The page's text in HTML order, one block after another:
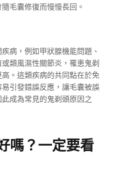
毛囊修復而慢慢長回。
病，例如甲狀腺機能問題、
類風濕性關節炎，罹患鬼剃
。這類疾病的共同點在於免
引發錯誤反應，讓毛囊被誤
成為常見的鬼剃頭原因之
嗎？一定要看